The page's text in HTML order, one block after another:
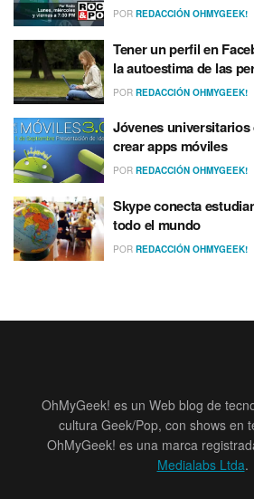
POR REDACCIÓN OHMYGEEK!
Tener un perfil en
la autoestima de las
POR REDACCIÓN OHMYGEEK!
Jóvenes
crear apps móviles
POR REDACCIÓN OHMYGEEK!
Skype conecta
todo el mundo
POR REDACCIÓN OHMYGEEK!
OhMyGeek! es un Web blog de
cultura Geek/Pop, con shows en
OhMyGeek! es una marca
Medialabs Ltda.